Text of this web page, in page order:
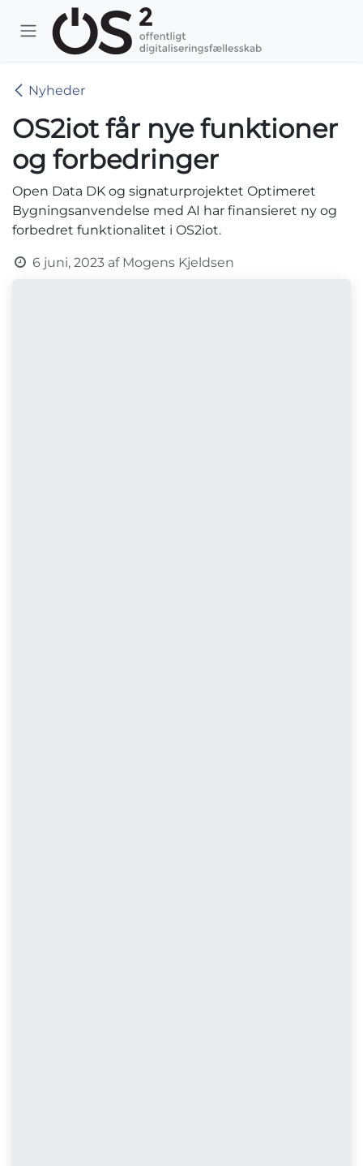
Skip to Content
Nyheder
OS2iot får nye funktioner
og forbedringer
Open Data DK og signaturprojektet Optimeret
Bygningsanvendelse med AI har finansieret ny og
forbedret funktionalitet i OS2iot.
6 juni, 2023 af Mogens Kjeldsen